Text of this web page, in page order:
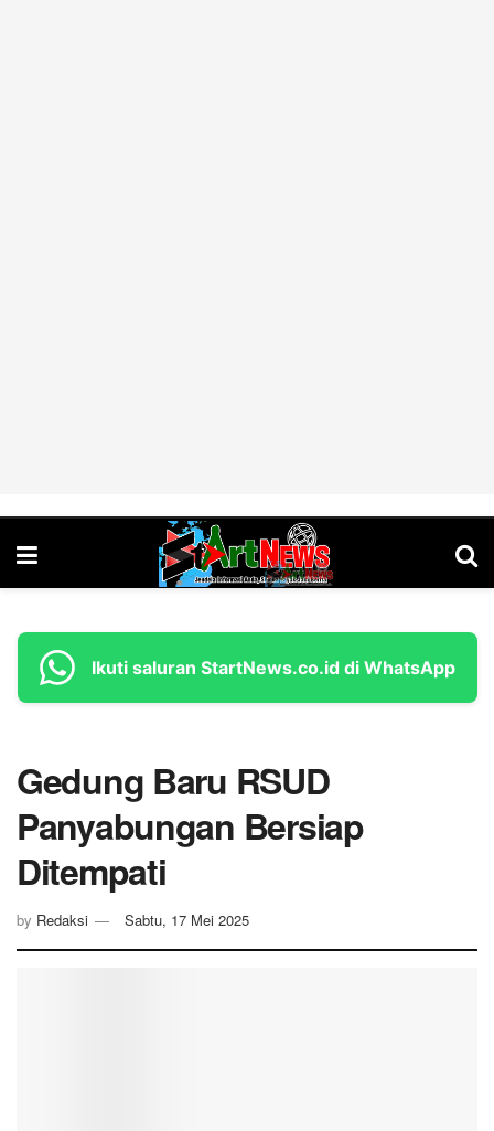
Ikuti saluran StartNews.co.id di WhatsApp
Gedung Baru RSUD
Panyabungan Bersiap
Ditempati
by Redaksi Sabtu, 17 Mei 2025